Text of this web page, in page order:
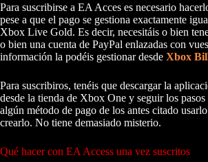
Para suscribirse a EA Acces es necesario
pese a que el pago se gestiona exactamente
Xbox Live Gold. Es decir, necesitáis o bien
o bien una cuenta de PayPal enlazadas con
información la podéis gestionar desde Xbox
Para suscribiros, tenéis que descargar la
desde la tienda de Xbox One y seguir los
algún método de pago de los antes citado
crearlo. No tiene demasiado misterio.
Qué hacer con EA Access una vez suscritos